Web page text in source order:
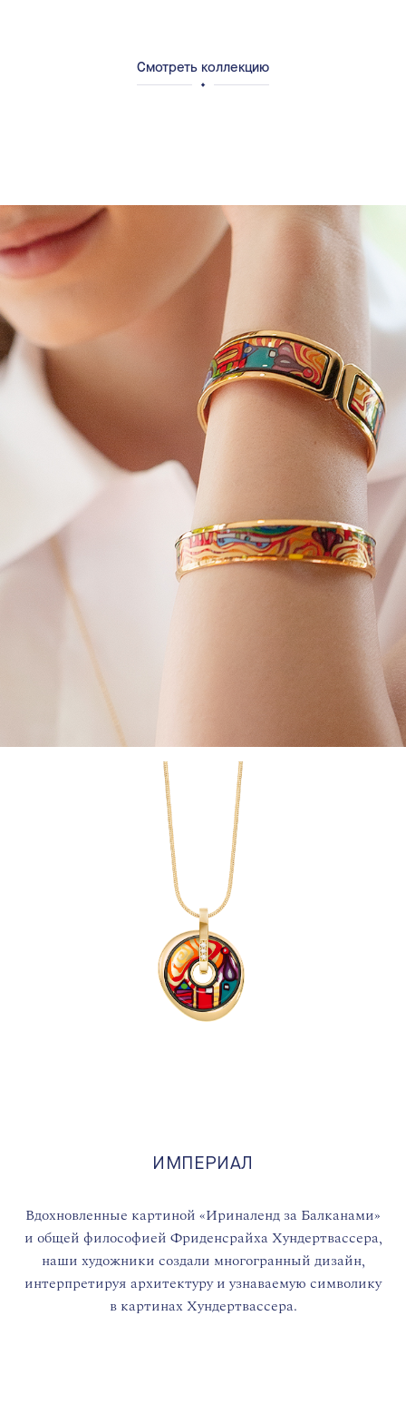
Смотреть коллекцию
ИМПЕРИАЛ
Вдохновленные картиной «Ириналенд за Балканами»
и общей философией Фриденсрайха Хундертвассера,
наши художники создали многогранный дизайн,
интерпретируя архитектуру и узнаваемую символику
в картинах Хундертвассера.